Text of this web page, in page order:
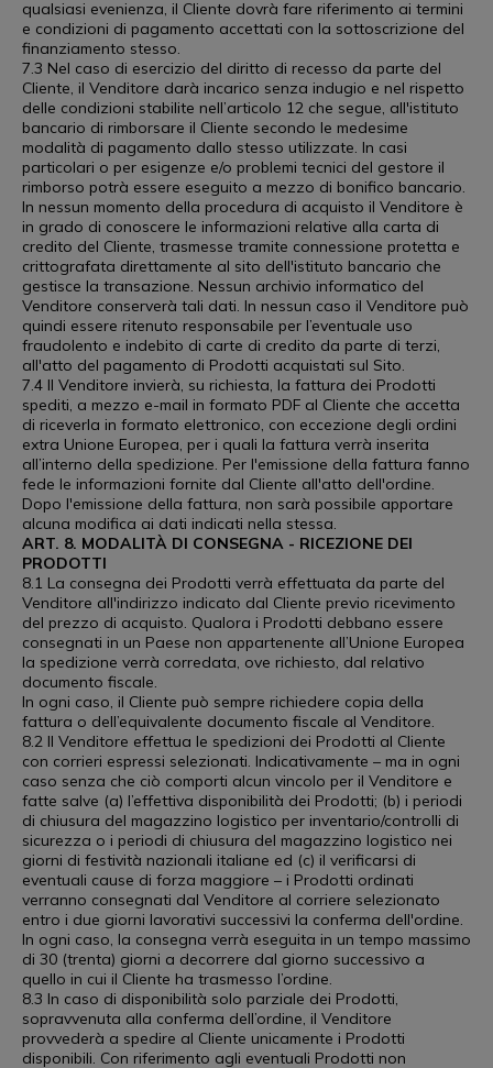
qualsiasi evenienza, il Cliente dovrà fare riferimento ai termini
e condizioni di pagamento accettati con la sottoscrizione del
finanziamento stesso.
7.3 Nel caso di esercizio del diritto di recesso da parte del
Cliente, il Venditore darà incarico senza indugio e nel rispetto
delle condizioni stabilite nell’articolo 12 che segue, all'istituto
bancario di rimborsare il Cliente secondo le medesime
modalità di pagamento dallo stesso utilizzate. In casi
particolari o per esigenze e/o problemi tecnici del gestore il
rimborso potrà essere eseguito a mezzo di bonifico bancario.
In nessun momento della procedura di acquisto il Venditore è
in grado di conoscere le informazioni relative alla carta di
credito del Cliente, trasmesse tramite connessione protetta e
crittografata direttamente al sito dell'istituto bancario che
gestisce la transazione. Nessun archivio informatico del
Venditore conserverà tali dati. In nessun caso il Venditore può
quindi essere ritenuto responsabile per l’eventuale uso
fraudolento e indebito di carte di credito da parte di terzi,
all'atto del pagamento di Prodotti acquistati sul Sito.
7.4 Il Venditore invierà, su richiesta, la fattura dei Prodotti
spediti, a mezzo e-mail in formato PDF al Cliente che accetta
di riceverla in formato elettronico, con eccezione degli ordini
extra Unione Europea, per i quali la fattura verrà inserita
all’interno della spedizione. Per l'emissione della fattura fanno
fede le informazioni fornite dal Cliente all'atto dell'ordine.
Dopo l'emissione della fattura, non sarà possibile apportare
alcuna modifica ai dati indicati nella stessa.
ART. 8. MODALITÀ DI CONSEGNA - RICEZIONE DEI
PRODOTTI
8.1 La consegna dei Prodotti verrà effettuata da parte del
Venditore all'indirizzo indicato dal Cliente previo ricevimento
del prezzo di acquisto. Qualora i Prodotti debbano essere
consegnati in un Paese non appartenente all’Unione Europea
la spedizione verrà corredata, ove richiesto, dal relativo
documento fiscale.
In ogni caso, il Cliente può sempre richiedere copia della
fattura o dell’equivalente documento fiscale al Venditore.
8.2 Il Venditore effettua le spedizioni dei Prodotti al Cliente
con corrieri espressi selezionati. Indicativamente – ma in ogni
caso senza che ciò comporti alcun vincolo per il Venditore e
fatte salve (a) l’effettiva disponibilità dei Prodotti; (b) i periodi
di chiusura del magazzino logistico per inventario/controlli di
sicurezza o i periodi di chiusura del magazzino logistico nei
giorni di festività nazionali italiane ed (c) il verificarsi di
eventuali cause di forza maggiore – i Prodotti ordinati
verranno consegnati dal Venditore al corriere selezionato
entro i due giorni lavorativi successivi la conferma dell'ordine.
In ogni caso, la consegna verrà eseguita in un tempo massimo
di 30 (trenta) giorni a decorrere dal giorno successivo a
quello in cui il Cliente ha trasmesso l’ordine.
8.3 In caso di disponibilità solo parziale dei Prodotti,
sopravvenuta alla conferma dell’ordine, il Venditore
provvederà a spedire al Cliente unicamente i Prodotti
disponibili. Con riferimento agli eventuali Prodotti non